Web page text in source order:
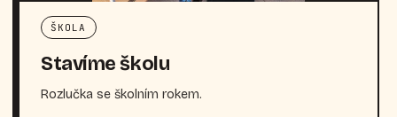
ŠKOLA
Stavíme školu
Rozlučka se školním rokem.